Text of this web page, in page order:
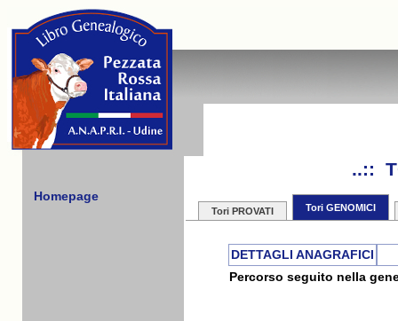
Homepage
..::
Tori PROVATI Tori GENOMICI
DETTAGLI ANAGRAFICI
Percorso seguito nella